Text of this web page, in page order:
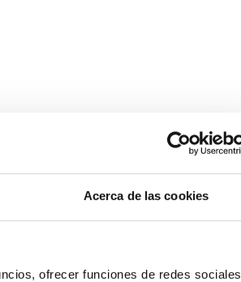
Acerca de las cookies
ofrecer funciones de redes sociales